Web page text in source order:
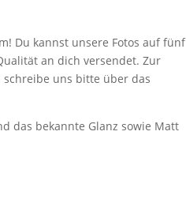
Du kannst unsere Fotos auf fünf
an dich versendet. Zur
uns bitte über das
das bekannte Glanz sowie Matt